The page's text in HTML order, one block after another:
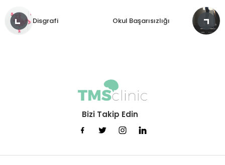
Disgrafi Okul Başarısızlığı
Bizi Takip Edin